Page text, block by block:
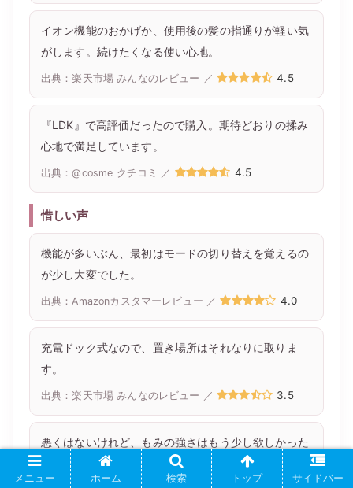
イオン機能のおかげか、使用後の髪の指通りが軽い気
がします。続けたくなる使い心地。
出典：楽天市場 みんなのレビュー ／ 4.5
『LDK』で高評価だったので購入。期待どおりの揉み
心地で満足しています。
出典：@cosme クチコミ ／ 4.5
惜しい声
機能が多いぶん、最初はモードの切り替えを覚えるの
が少し大変でした。
出典：Amazonカスタマーレビュー ／ 4.0
充電ドック式なので、置き場所はそれなりに取りま
す。
出典：楽天市場 みんなのレビュー ／ 3.5
悪くはないけれど、もみの強さはもう少し欲しかった
かな。
メニュー ホーム 検索 トップ サイドバー